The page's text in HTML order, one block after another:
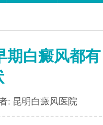
期白癜风都有
: 昆明白癜风医院